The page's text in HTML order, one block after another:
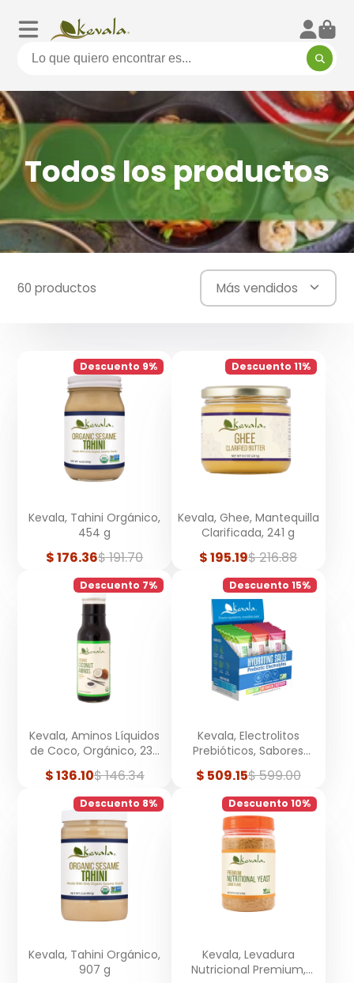
Todos los productos
60 productos Más vendidos
Descuento 9%
Kevala, Tahini Orgánico,
454 g
Precio
venta
$ 176.36Precio
regular
$ 191.70
Descuento 11%
Kevala, Ghee, Mantequilla
Clarificada, 241 g
Precio
venta
$ 195.19Precio
regular
$ 216.88
Descuento 7%
Kevala, Aminos Líquidos
de Coco, Orgánico, 236
ml
Precio
venta
$ 136.10Precio
regular
$ 146.34
Descuento 15%
Kevala, Electrolitos
Prebióticos, Sabores
Variados, 30 sobres
Precio
venta
$ 509.15Precio
regular
$ 599.00
Descuento 8%
Kevala, Tahini Orgánico,
907 g
Descuento 10%
Kevala, Levadura
Nutricional Premium,